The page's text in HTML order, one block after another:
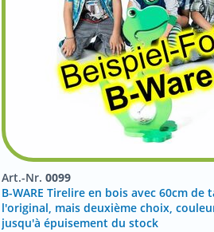
Art.-Nr. 0099
B-WARE Tirelire en bois avec 60cm de
l'original, mais deuxième choix,
jusqu'à épuisement du stock